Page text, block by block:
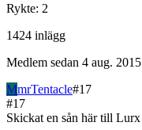
Rykte: 2
1424 inlägg
Medlem sedan 4 aug. 2015
MmrTentacle#17
#17
Skickat en sån här till Lurx